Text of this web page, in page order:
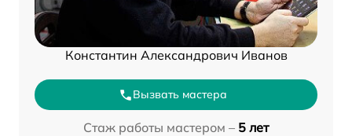
Константин Александрович Иванов
Вызвать мастера
Стаж работы мастером – 5 лет